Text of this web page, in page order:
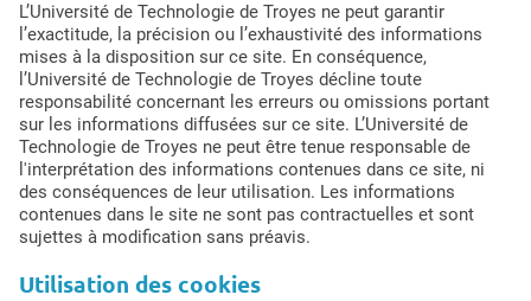
L’Université de Technologie de Troyes ne peut garantir
l’exactitude, la précision ou l’exhaustivité des informations
mises à la disposition sur ce site. En conséquence,
l’Université de Technologie de Troyes décline toute
responsabilité concernant les erreurs ou omissions portant
sur les informations diffusées sur ce site. L’Université de
Technologie de Troyes ne peut être tenue responsable de
l'interprétation des informations contenues dans ce site, ni
des conséquences de leur utilisation. Les informations
contenues dans le site ne sont pas contractuelles et sont
sujettes à modification sans préavis.
Utilisation des cookies